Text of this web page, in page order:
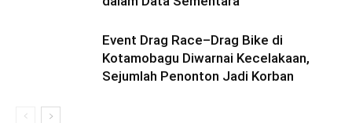
Event Drag Race–Drag Bike di
Kotamobagu Diwarnai Kecelakaan,
Sejumlah Penonton Jadi Korban